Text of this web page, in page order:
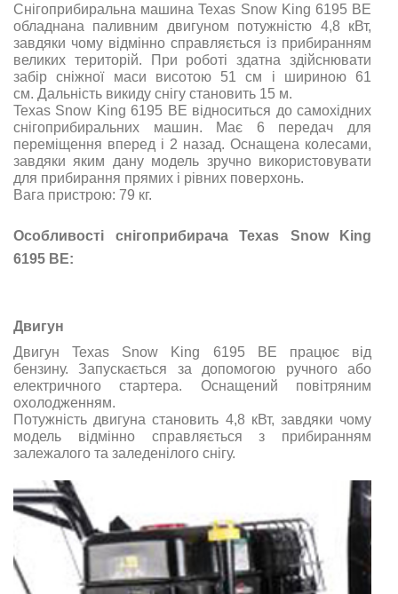
Снігоприбиральна машина Texas Snow King 6195 BE
обладнана паливним двигуном потужністю 4,8 кВт,
завдяки чому відмінно справляється із прибиранням
великих територій. При роботі здатна здійснювати
забір сніжної маси висотою 51 см і шириною 61
см. Дальність викиду снігу становить 15 м.
Texas Snow King 6195 BE відноситься до самохідних
снігоприбиральних машин. Має 6 передач для
переміщення вперед і 2 назад. Оснащена колесами,
завдяки яким дану модель зручно використовувати
для прибирання прямих і рівних поверхонь.
Вага пристрою: 79 кг.
Особливості снігоприбирача Texas Snow King
6195 BE:
Двигун
Двигун Texas Snow King 6195 BE працює від
бензину. Запускається за допомогою ручного або
електричного стартера. Оснащений повітряним
охолодженням.
Потужність двигуна становить 4,8 кВт, завдяки чому
модель відмінно справляється з прибиранням
залежалого та заледенілого снігу.